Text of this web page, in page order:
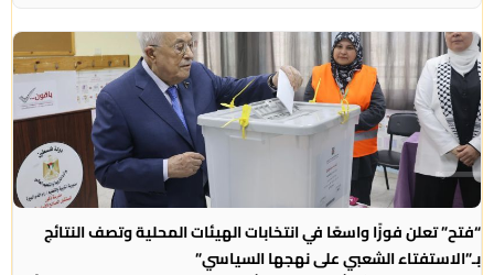
“فتح” تعلن فوزًا واسعًا في انتخابات الهيئات المحلية وتصف النتائج
بـ”الاستفتاء الشعبي على نهجها السياسي”